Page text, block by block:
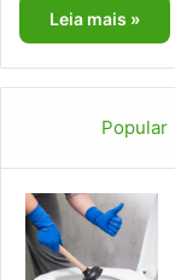
Leia mais »
Popular